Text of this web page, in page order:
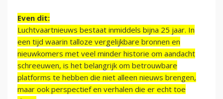
Even dit:
Luchtvaartnieuws bestaat inmiddels bijna 25 jaar. In
een tijd waarin talloze vergelijkbare bronnen en
nieuwkomers met veel minder historie om aandacht
schreeuwen, is het belangrijk om betrouwbare
platforms te hebben die niet alleen nieuws brengen,
maar ook perspectief en verhalen die er echt toe